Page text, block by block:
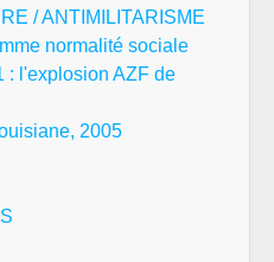
/ ANTIMILITARISME
normalité sociale
: l'explosion AZF de
2005